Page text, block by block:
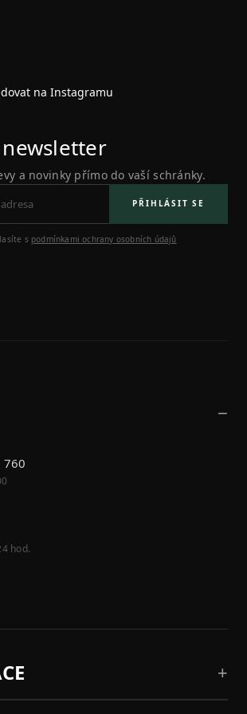
i
na Instagramu
a novinky přímo do vaší schránky.
PŘIHLÁSIT SE
s podmínkami ochrany osobních údajů
760
hod.